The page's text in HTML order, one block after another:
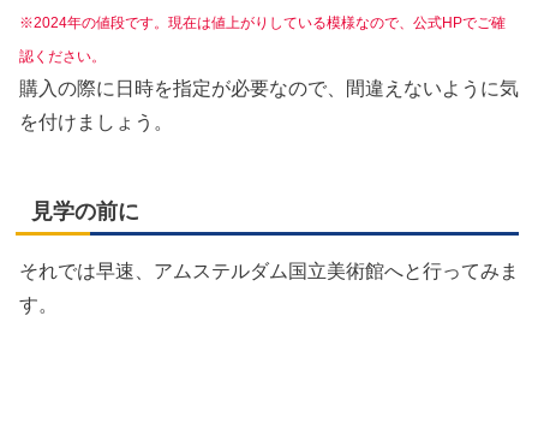
※2024年の値段です。現在は値上がりしている模様なので、公式HPでご確
認ください。
購入の際に日時を指定が必要なので、間違えないように気
を付けましょう。
見学の前に
それでは早速、アムステルダム国立美術館へと行ってみま
す。